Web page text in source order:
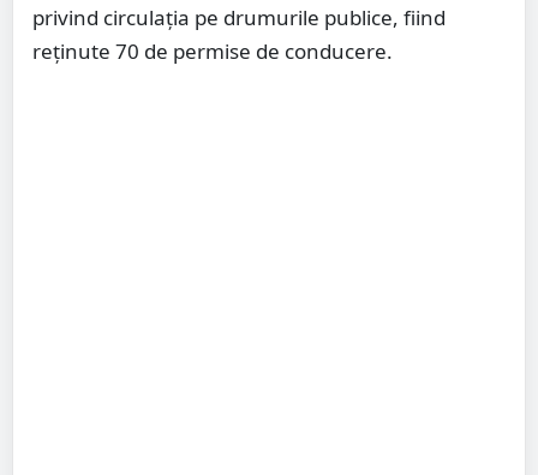
privind circulația pe drumurile publice, fiind
reținute 70 de permise de conducere.